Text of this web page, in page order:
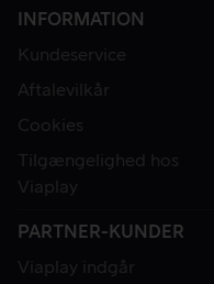
INFORMATION
Kundeservice
Aftalevilkår
Cookies
Tilgængelighed hos
Viaplay
PARTNER-KUNDER
Viaplay indgår